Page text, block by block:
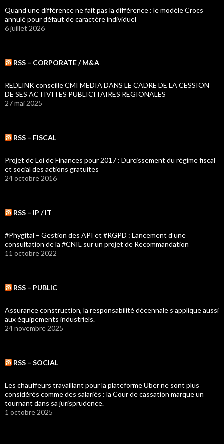
Quand une différence ne fait pas la différence : le modèle Crocs
annulé pour défaut de caractère individuel
6 juillet 2026
RSS – CORPORATE / M&A
REDLINK conseille CMI MEDIA DANS LE CADRE DE LA CESSION
DE SES ACTIVITES PUBLICITAIRES REGIONALES
27 mai 2025
RSS – FISCAL
Projet de Loi de Finances pour 2017 : Durcissement du régime fiscal
et social des actions gratuites
24 octobre 2016
RSS – IP / IT
#Phygital – Gestion des API et #RGPD : Lancement d’une
consultation de la #CNIL sur un projet de Recommandation
11 octobre 2022
RSS – PUBLIC
Assurance construction, la responsabilité décennale s’applique aussi
aux équipements industriels.
24 novembre 2025
RSS – SOCIAL
Les chauffeurs travaillant pour la plateforme Uber ne sont plus
considérés comme des salariés : la Cour de cassation marque un
tournant dans sa jurisprudence.
1 octobre 2025